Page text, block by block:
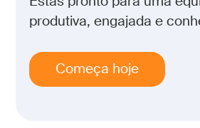
produtiva, engajada e
Começa hoje